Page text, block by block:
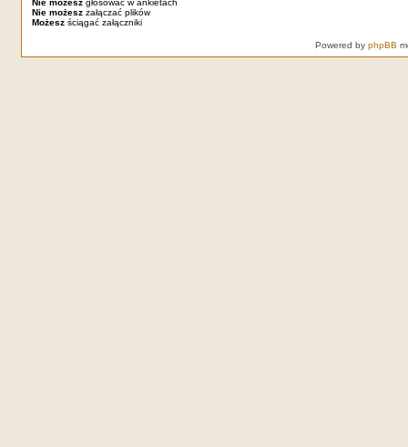
Nie możeszgłosować w ankietach
Nie możeszzałączać plików
Możeszściągać załączniki
Powered by phpBB